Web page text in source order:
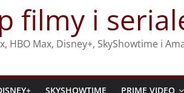
filmy i
HBO Max, Disney+, SkyShowtime i
SKYSHOWTIME PRIME VIDEO